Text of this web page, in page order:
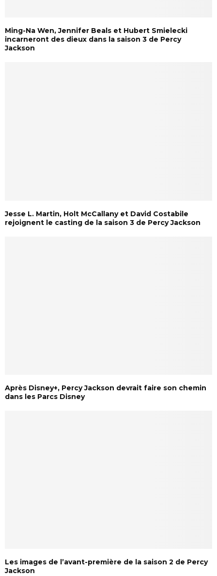
Ming-Na Wen, Jennifer Beals et Hubert Smielecki
incarneront des dieux dans la saison 3 de Percy
Jackson
Jesse L. Martin, Holt McCallany et David Costabile
rejoignent le casting de la saison 3 de Percy Jackson
Après Disney+, Percy Jackson devrait faire son chemin
dans les Parcs Disney
Les images de l’avant-première de la saison 2 de Percy
Jackson